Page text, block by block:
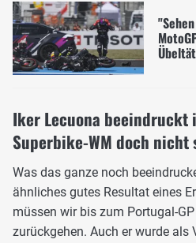
Iker Lecuona beeindruckt
Superbike-WM doch nicht
Was das ganze noch
ähnliches gutes Resultat eines
müssen wir bis zum Portugal-
zurückgehen. Auch er wurde als